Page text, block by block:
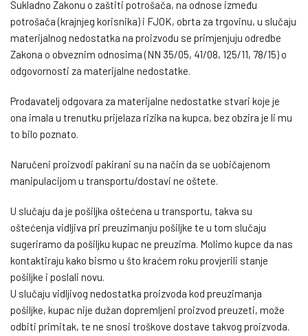
Sukladno Zakonu o zaštiti potrošača, na odnose između
potrošača (krajnjeg korisnika) i FJOK, obrta za trgovinu, u slučaju
materijalnog nedostatka na proizvodu se primjenjuju odredbe
Zakona o obveznim odnosima (NN 35/05, 41/08, 125/11, 78/15) o
odgovornosti za materijalne nedostatke.
Prodavatelj odgovara za materijalne nedostatke stvari koje je
ona imala u trenutku prijelaza rizika na kupca, bez obzira je li mu
to bilo poznato.
Naručeni proizvodi pakirani su na način da se uobičajenom
manipulacijom u transportu/dostavi ne oštete.
U slučaju da je pošiljka oštećena u transportu, takva su
oštećenja vidljiva pri preuzimanju pošiljke te u tom slučaju
sugeriramo da pošiljku kupac ne preuzima. Molimo kupce da nas
kontaktiraju kako bismo u što kraćem roku provjerili stanje
pošiljke i poslali novu.
U slučaju vidljivog nedostatka proizvoda kod preuzimanja
pošiljke, kupac nije dužan dopremljeni proizvod preuzeti, može
odbiti primitak, te ne snosi troškove dostave takvog proizvoda.